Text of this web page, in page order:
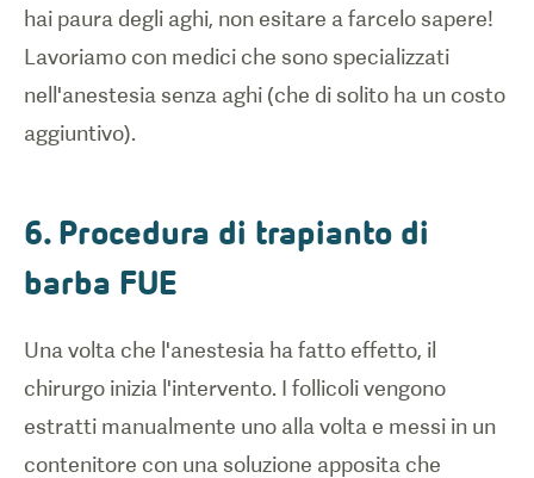
hai paura degli aghi, non esitare a farcelo sapere!
Lavoriamo con medici che sono specializzati
nell'anestesia senza aghi (che di solito ha un costo
6. Procedura di trapianto di
barba FUE
Una volta che l'anestesia ha fatto effetto, il
chirurgo inizia l'intervento. I follicoli vengono
estratti manualmente uno alla volta e messi in un
contenitore con una soluzione apposita che